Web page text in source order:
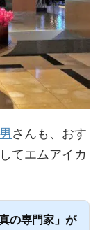
さんも、おす
てエムアイカ
の専門家」が